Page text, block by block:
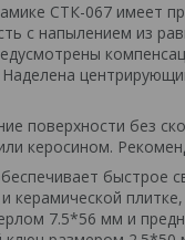
СТК-067 имеет
с напылением из
поверхности без
керосином.
быстрое
керамической
7.5*56 мм и